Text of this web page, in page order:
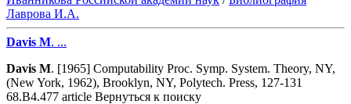
Лаврова И.А.
Davis M. ...
Davis M. [1965] Computability Proc. Symp. System. Theory, NY,
(New York, 1962), Brooklyn, NY, Polytech. Press, 127-131
68.В4.477 article Вернуться к поиску